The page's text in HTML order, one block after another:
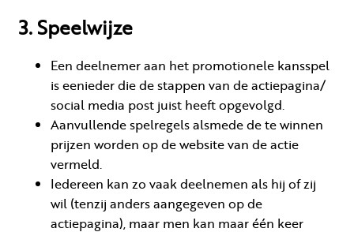
3. Speelwijze
Een deelnemer aan het promotionele kansspel
is eenieder die de stappen van de actiepagina/
social media post juist heeft opgevolgd.
Aanvullende spelregels alsmede de te winnen
prijzen worden op de website van de actie
vermeld.
Iedereen kan zo vaak deelnemen als hij of zij
wil (tenzij anders aangegeven op de
actiepagina), maar men kan maar één keer